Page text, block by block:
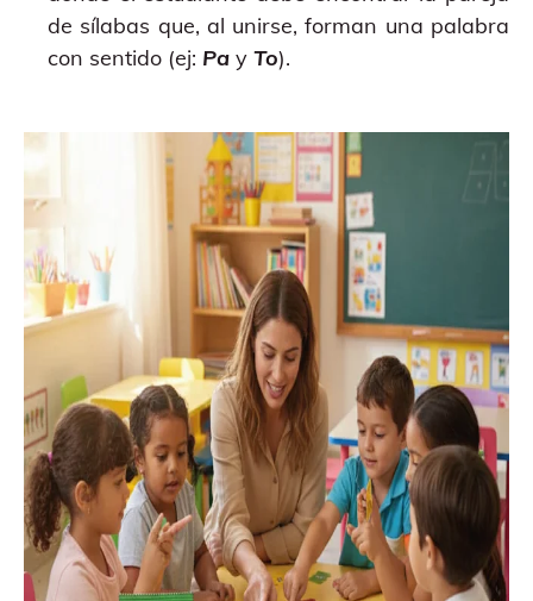
de sílabas que, al unirse, forman una palabra
con sentido (ej: Pa y To).